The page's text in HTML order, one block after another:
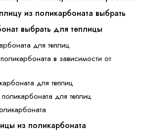
из поликарбоната выбрать
выбрать для теплицы
для теплиц
в зависимости от
для теплиц
для теплиц
из поликарбоната